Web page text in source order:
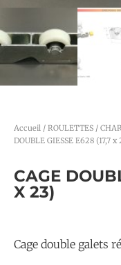
Accueil / ROULETTES /
DOUBLE GIESSE E628 (17,7 x
CAGE
X 23)
Cage double galets